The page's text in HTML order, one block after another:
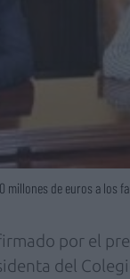
millones de euros a los
por el
del